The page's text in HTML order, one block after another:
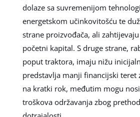
dolaze sa suvremenijom
energetskom učinkovitošću te
strane proizvođača, ali
početni kapital. S druge strane,
poput traktora, imaju nižu
predstavlja manji financijski teret
na kratki rok, međutim mogu
troškova održavanja zbog